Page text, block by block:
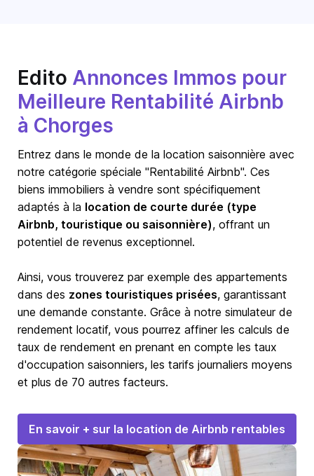
Edito Annonces Immos pour
Meilleure Rentabilité Airbnb
à Chorges
Entrez dans le monde de la location saisonnière avec
notre catégorie spéciale "Rentabilité Airbnb". Ces
biens immobiliers à vendre sont spécifiquement
adaptés à la location de courte durée (type
Airbnb, touristique ou saisonnière), offrant un
potentiel de revenus exceptionnel.
Ainsi, vous trouverez par exemple des appartements
dans des zones touristiques prisées, garantissant
une demande constante. Grâce à notre simulateur de
rendement locatif, vous pourrez affiner les calculs de
taux de rendement en prenant en compte les taux
d'occupation saisonniers, les tarifs journaliers moyens
et plus de 70 autres facteurs.
En savoir + sur la location de Airbnb rentables